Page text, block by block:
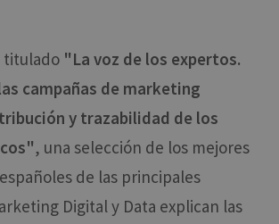
titulado "La voz de los expertos.
campañas de marketing
y trazabilidad de los
, una selección de los mejores
de las principales
Digital y Data explican las